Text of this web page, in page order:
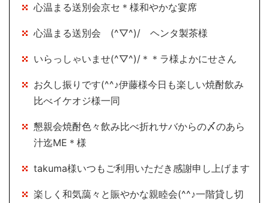
心温まる送別会京セ＊様和やかな宴席
心温まる送別会 (^▽^)/ ヘンタ製茶様
いらっしゃいませ(^▽^)/＊＊ラ様よかにせさん
お久し振りです(^^♪伊藤様今日も楽しい焼酎飲み
比べイケオジ様一同
懇親会焼酎色々飲み比べ折れサバからの〆のあら
汁迄ME＊様
takuma様いつもご利用いただき感謝申し上げます
楽しく和気藹々と賑やかな親睦会(^^♪一階貸し切